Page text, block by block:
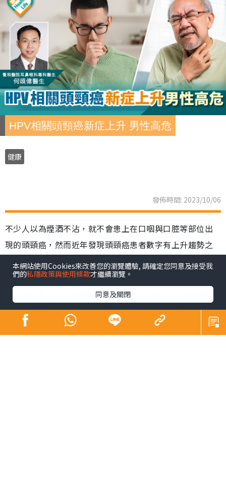
HPV相關頭頸癌新症上升 男性高危
健康
發佈時間: 2023/10/06
不少人以為煙酒不沾，就不會患上在口咽與口腔等部位出
現的頭頸癌，然而近年發現頭頸癌患者數字有上升趨勢之
餘，男性更是高危一族。於2020年本地每三個頭頸癌新
症，就有兩位患者是男性。一名不煙不酒男性因單側頸部
有腫塊求醫，後經診斷確診HPV相關扁桃腺癌並已有擴散跡
象。多項研究亦發現，不少男性頭頸癌個案，與HPV感染息
息相關。目前注射疫苗是預防HPV的有效方法，有助降低患
本網站使用Cookies來改善您的瀏覽體驗, 請確定您同意及接受我
們的私隱政策與使用條款才繼續瀏覽。
同意及關閉